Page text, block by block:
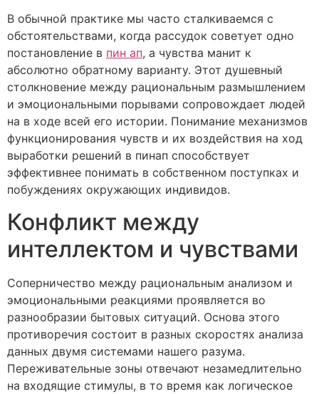
В обычной практике мы часто сталкиваемся с
обстоятельствами, когда рассудок советует одно
постановление в пин ап, а чувства манит к
абсолютно обратному варианту. Этот душевный
столкновение между рациональным размышлением
и эмоциональными порывами сопровождает людей
на в ходе всей его истории. Понимание механизмов
функционирования чувств и их воздействия на ход
выработки решений в пинап способствует
эффективнее понимать в собственном поступках и
побуждениях окружающих индивидов.
Конфликт между
интеллектом и чувствами
Соперничество между рациональным анализом и
эмоциональными реакциями проявляется во
разнообразии бытовых ситуаций. Основа этого
противоречия состоит в разных скоростях анализа
данных двумя системами нашего разума.
Переживательные зоны отвечают незамедлительно
на входящие стимулы, в то время как логическое